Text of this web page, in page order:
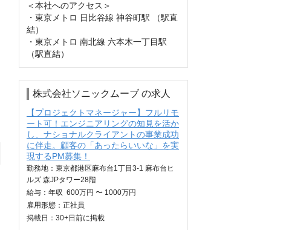
＜本社へのアクセス＞
・東京メトロ 日比谷線 神谷町駅 （駅直
結）
・東京メトロ 南北線 六本木一丁目駅
（駅直結）
株式会社ソニックムーブ の求人
【プロジェクトマネージャー】フルリモ
ート可！エンジニアリングの知見を活か
し、ナショナルクライアントの事業成功
に伴走。顧客の「あったらいいな」を実
現するPM募集！
勤務地：東京都港区麻布台1丁目3-1 麻布台ヒ
ルズ 森JPタワー28階
給与： 年収 600万円 〜 1000万円
雇用形態：正社員
掲載日： 30+日 前に掲載